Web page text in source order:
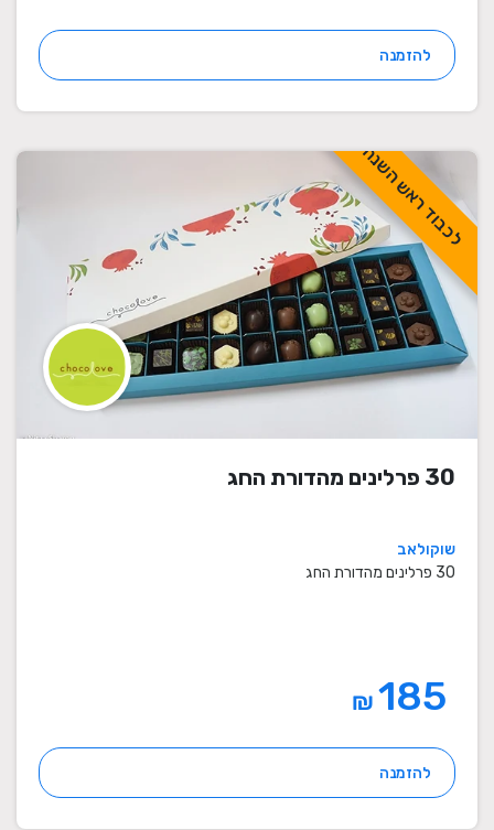
להזמנה
לכבוד ראש השנה
30 פרלינים מהדורת החג
שוקולאב
30 פרלינים מהדורת החג
₪
להזמנה